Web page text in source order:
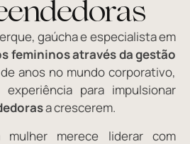
gaúcha e especialista em
femininos através da gestão
anos no mundo corporativo,
para impulsionar
a crescerem.
merece liderar com